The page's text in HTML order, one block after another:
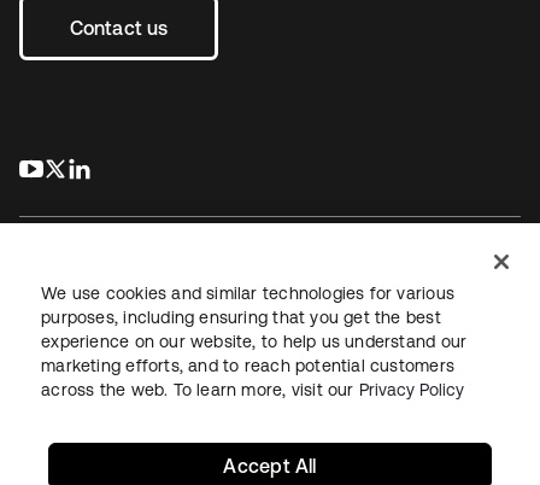
Contact us
s’ouvre dans un nouvel onglet
s’ouvre dans un nouvel onglet
JuridiquePolitique de confidentialité
Conditions d’utilisation du siteSécuritéPlan du site
Paramètres des cookies
We use cookies and similar technologies for various
purposes, including ensuring that you get the best
experience on our website, to help us understand our
marketing efforts, and to reach potential customers
across the web. To learn more, visit our Privacy Policy
Accept All